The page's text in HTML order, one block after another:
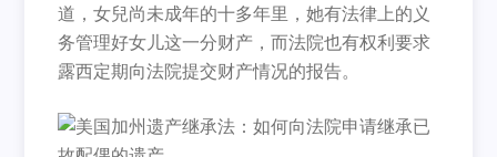
道，女兒尚未成年的十多年里，她有法律上的义
务管理好女儿这一分财产，而法院也有权利要求
露西定期向法院提交财产情况的报告。